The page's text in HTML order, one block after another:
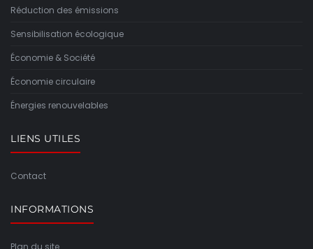
Réduction des émissions
Sensibilisation écologique
Économie & Société
Économie circulaire
Énergies renouvelables
LIENS UTILES
Contact
INFORMATIONS
Plan du site